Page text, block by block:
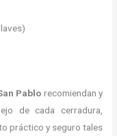
Pablo recomiendan y
de cada cerradura,
práctico y seguro tales